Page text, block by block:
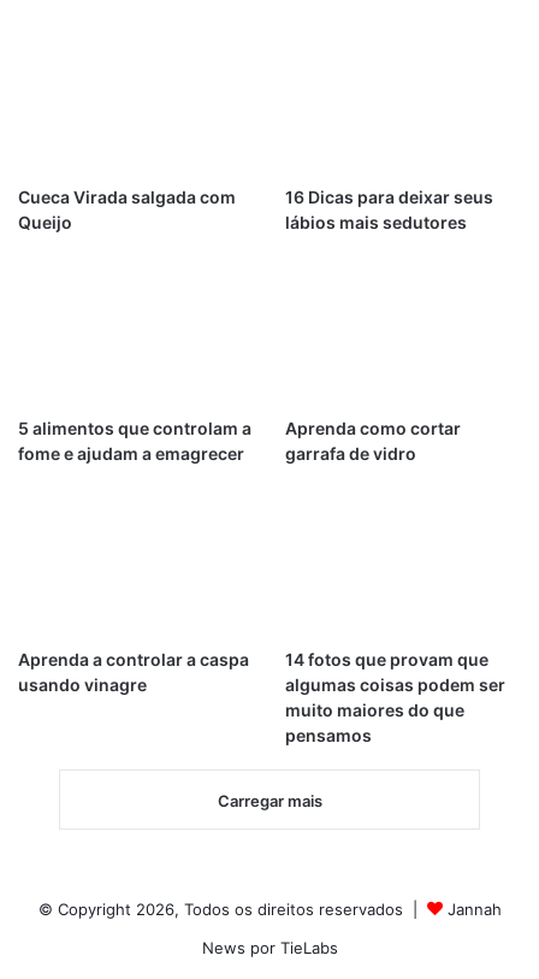
Cueca Virada salgada com
Queijo
16 Dicas para deixar seus
lábios mais sedutores
5 alimentos que controlam a
fome e ajudam a emagrecer
Aprenda como cortar
garrafa de vidro
Aprenda a controlar a caspa
usando vinagre
14 fotos que provam que
algumas coisas podem ser
muito maiores do que
pensamos
Carregar mais
© Copyright 2026, Todos os direitos reservados |
Jannah
News por TieLabs